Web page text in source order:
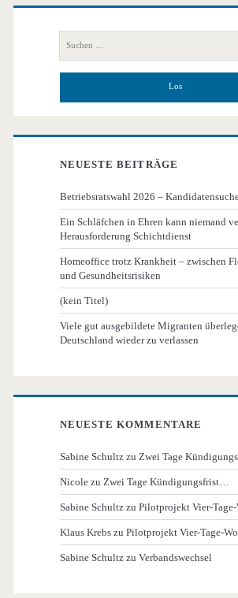
Seitenleiste
nach:
NEUESTE BEITRÄGE
Betriebsratswahl 2026 –
Ein Schläfchen in Ehren kann niemand
Herausforderung Schichtdienst
Homeoffice trotz Krankheit – zwischen
und Gesundheitsrisiken
(kein Titel)
Viele gut ausgebildete Migranten
Deutschland wieder zu verlassen
NEUESTE KOMMENTARE
Sabine Schultz zu Zwei Tage
Nicole zu Zwei Tage Kündigungsfrist…
Sabine Schultz zuPilotprojekt Vier-Tage-
Klaus Krebs zuPilotprojekt Vier-Tage-
Sabine Schultz zuVerbandswechsel